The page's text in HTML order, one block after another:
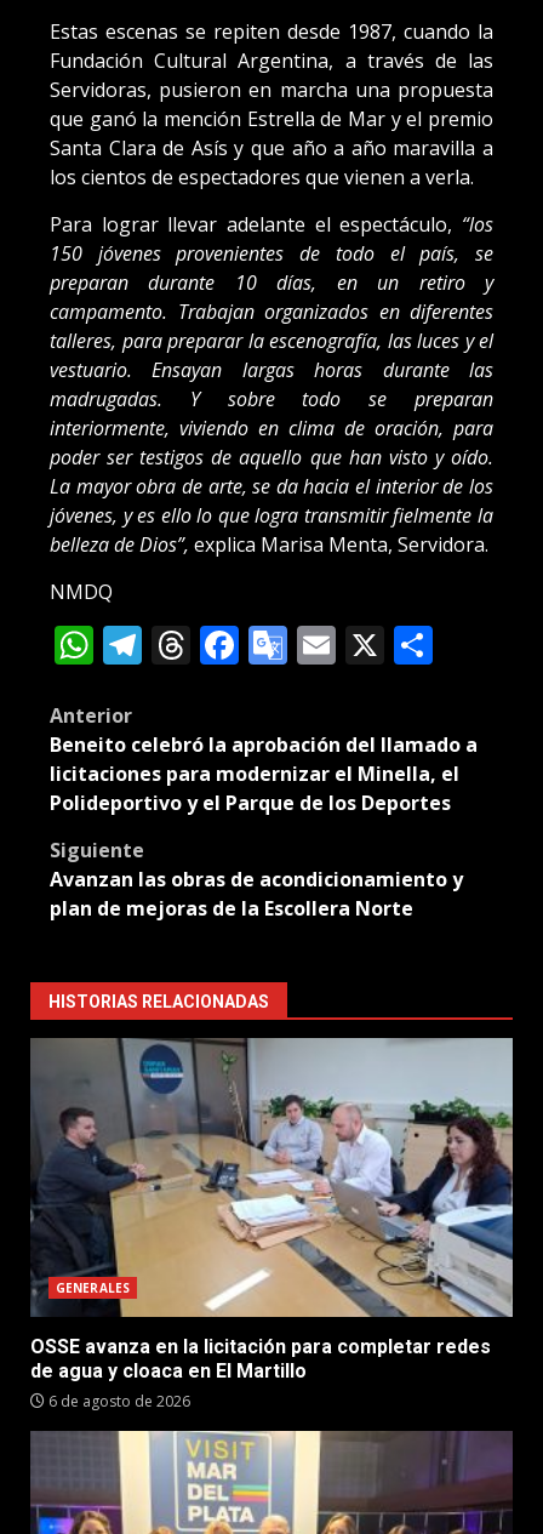
Estas escenas se repiten desde 1987, cuando la
Fundación Cultural Argentina, a través de las
Servidoras, pusieron en marcha una propuesta
que ganó la mención Estrella de Mar y el premio
Santa Clara de Asís y que año a año maravilla a
los cientos de espectadores que vienen a verla.
Para lograr llevar adelante el espectáculo, “los
150 jóvenes provenientes de todo el país, se
preparan durante 10 días, en un retiro y
campamento. Trabajan organizados en diferentes
talleres, para preparar la escenografía, las luces y el
vestuario. Ensayan largas horas durante las
madrugadas. Y sobre todo se preparan
interiormente, viviendo en clima de oración, para
poder ser testigos de aquello que han visto y oído.
La mayor obra de arte, se da hacia el interior de los
jóvenes, y es ello lo que logra transmitir fielmente la
belleza de Dios”, explica Marisa Menta, Servidora.
NMDQ
WhatsApp
Telegram
Threads
Facebook
Google
Email
X
Post
navigation
Anterior
Beneito celebró la aprobación del llamado a
licitaciones para modernizar el Minella, el
Polideportivo y el Parque de los Deportes
Siguiente
Avanzan las obras de acondicionamiento y
plan de mejoras de la Escollera Norte
HISTORIAS RELACIONADAS
GENERALES
OSSE avanza en la licitación para completar redes
de agua y cloaca en El Martillo
6 de agosto de 2026